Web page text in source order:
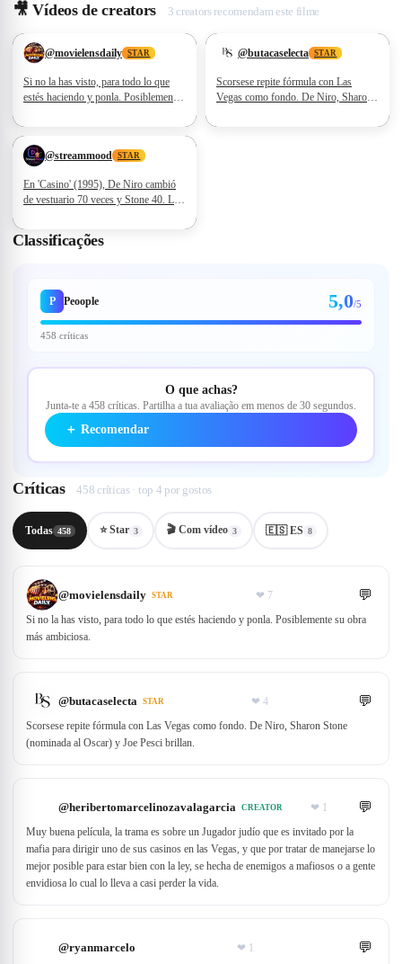
🎥Vídeos de creators 3 creators recomendam este filme
❤7
@movielensdaily STAR
Si no la has visto, para todo lo que
estés haciendo y ponla. Posiblemente
❤4
@butacaselecta STAR
Scorsese repite fórmula con Las
Vegas como fondo. De Niro, Sharon
Pesci brillan.
@streammood STAR
En 'Casino' (1995), De Niro cambió
de vestuario 70 veces y Stone 40. La
récord con 422 palabrotas,
convirtiéndola en uno de los filmes
Classificações
P Peoople 5,0/5
458 críticas
O que achas?
Junta-te a 458 críticas. Partilha a tua avaliação em menos de 30 segundos.
＋ Recomendar
Críticas 458 críticas · top 4 por gostos
Todas 458 ⭐ Star 3 🎬 Com vídeo 3 🇪🇸 ES 8
@movielensdaily STAR ❤ 7 💬
Si no la has visto, para todo lo que estés haciendo y ponla. Posiblemente su obra
más ambiciosa.
@butacaselecta STAR ❤ 4 💬
Scorsese repite fórmula con Las Vegas como fondo. De Niro, Sharon Stone
(nominada al Oscar) y Joe Pesci brillan.
@heribertomarcelinozavalagarcia CREATOR ❤ 1 💬
Muy buena película, la trama es sobre un Jugador judío que es invitado por la
mafia para dirigir uno de sus casinos en las Vegas, y que por tratar de manejarse lo
mejor posible para estar bien con la ley, se hecha de enemigos a mafiosos o a gente
envidiosa lo cual lo lleva a casi perder la vida.
@ryanmarcelo ❤ 1 💬